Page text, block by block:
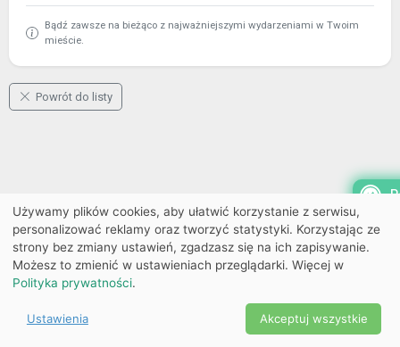
Bądź zawsze na bieżąco z najważniejszymi wydarzeniami w Twoim
mieście.
Powrót do listy
Ekobilet2026 |
Ustawienia
cookies
2026
Używamy plików cookies, aby ułatwić korzystanie z serwisu,
personalizować reklamy oraz tworzyć statystyki. Korzystając ze
strony bez zmiany ustawień, zgadzasz się na ich zapisywanie.
Możesz to zmienić w ustawieniach przeglądarki. Więcej w
Polityka prywatności.
Ustawienia Akceptuj wszystkie